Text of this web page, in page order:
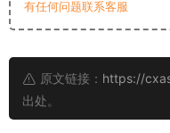
有任何问题联系客服
原文链接： https://
出处。